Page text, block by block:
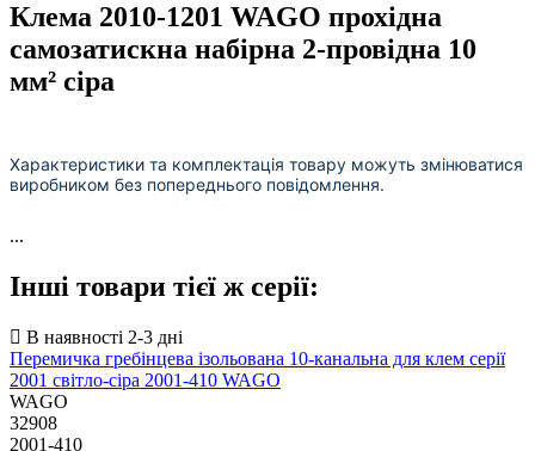
Клема 2010-1201 WAGO прохідна
самозатискна набірна 2-провідна 10
мм² сіра
Характеристики та комплектація товару можуть змінюватися
виробником без попереднього повідомлення.
...
Інші товари тієї ж серії:
Перемичка гребінцева ізольована 10-канальна для клем серії
2001 світло-сіра 2001-410 WAGO
WAGO
32908
2001-410